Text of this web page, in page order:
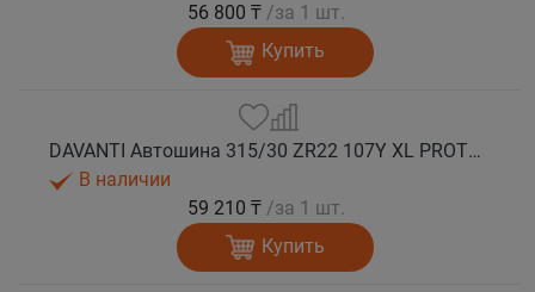
56 800 ₸ /за 1 шт.
Купить
DAVANTI Автошина 315/30 ZR22 107Y XL PROTOURA SPORT RPR лето
В наличии
59 210 ₸ /за 1 шт.
Купить